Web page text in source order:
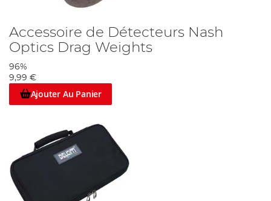
Accessoire de Détecteurs Nash
Optics Drag Weights
96%
9,99 €
Ajouter Au Panier